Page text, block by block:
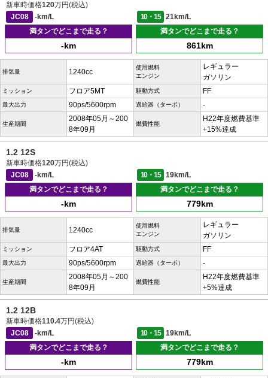
新車時価格120万円(税込)
JC08
-km/L 10・15
21km/L
満タンでどこまで走る？
-km
満タンでどこまで走る？
861km
排気量 1240cc
使用燃料
エンジン
レギュラー
ガソリン
ミッション フロア5MT 駆動方式 FF
最大出力 90ps/5600rpm 過給器（ターボ） -
生産期間
2008年05月～200
8年09月
燃費性能
H22年度燃費基準
+15%達成
1.2 12S
新車時価格120万円(税込)
JC08
-km/L 10・15
19km/L
満タンでどこまで走る？
-km
満タンでどこまで走る？
779km
排気量 1240cc
使用燃料
エンジン
レギュラー
ガソリン
ミッション フロア4AT 駆動方式 FF
最大出力 90ps/5600rpm 過給器（ターボ） -
生産期間
2008年05月～200
8年09月
燃費性能
H22年度燃費基準
+5%達成
1.2 12B
新車時価格110.4万円(税込)
JC08
-km/L 10・15
19km/L
満タンでどこまで走る？
-km
満タンでどこまで走る？
779km